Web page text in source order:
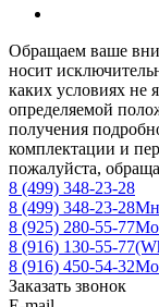
Обращаем ваше
носит
каких условиях не
определяемой
получения
комплектации и
пожалуйста,
8 (499) 348-23-28
8 (499) 348-23-28
8 (925) 280-55-77
8 (916) 130-55-77
8 (916) 450-54-32
Заказать звонок